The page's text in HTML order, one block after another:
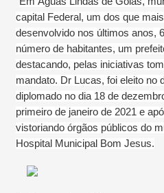
capital Federal, um dos que
desenvolvido nos últimos anos,
número de habitantes, um
destacando, pelas iniciativas
mandato. Dr Lucas, foi eleito no
diplomado no dia 18 de
primeiro de janeiro de 2021 e
vistoriando órgãos públicos do
Hospital Municipal Bom Jesus.